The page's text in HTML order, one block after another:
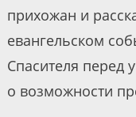
прихожан и
евангельском
Спасителя перед
о возможности